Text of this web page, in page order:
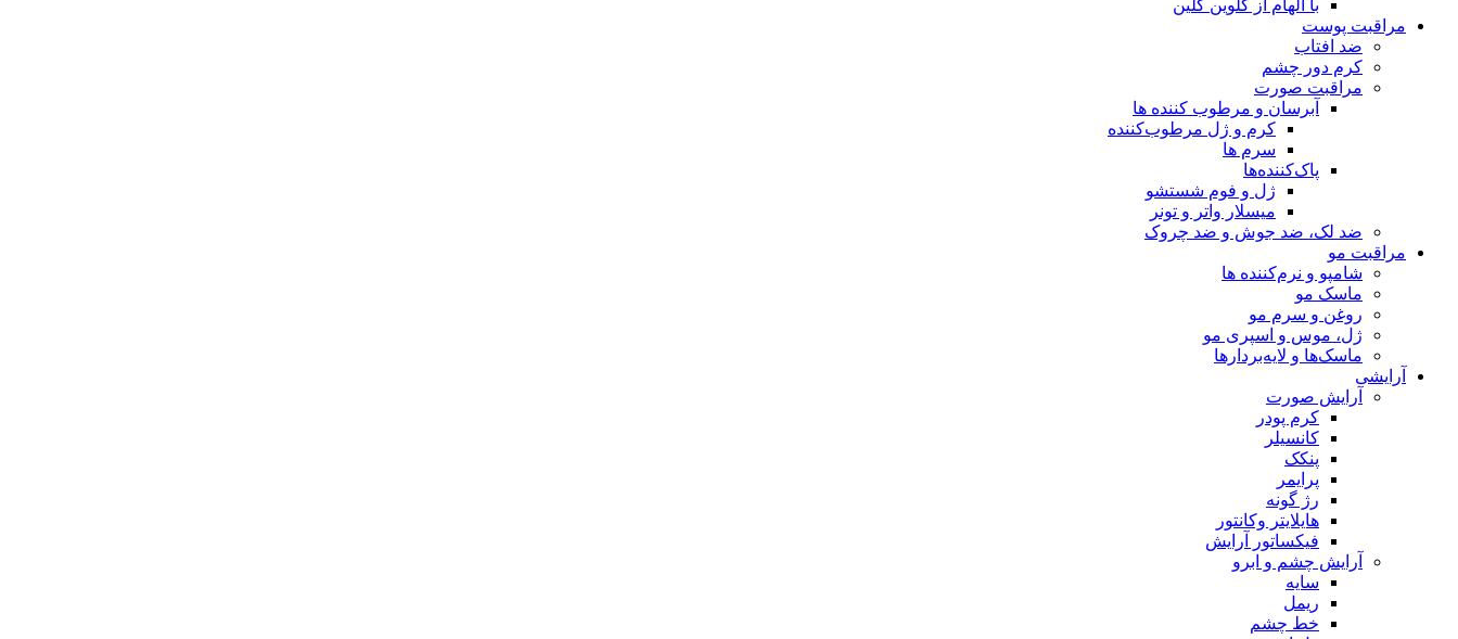
با الهام از کلوین کلین
مراقبت پوست
ضد افتاب
کرم دور چشم
مراقبت صورت
آبرسان و مرطوب کننده ها
کرم و ژل مرطوب‌کننده
سرم ها
پاک‌کننده‌ها
ژل و فوم شستشو
میسلار واتر و تونر
ضد لک، ضد جوش و ضد چروک
مراقبت مو
شامپو و نرم‌کننده ها
ماسک مو
روغن و سرم مو
ژل، موس و اسپری مو
ماسک‌ها و لایه‌بردارها
آرایشی
آرایش صورت
کرم پودر
کانسیلر
پنکک
پرایمر
رژ گونه
هایلایتر وکانتور
فیکساتور آرایش
آرایش چشم و ابرو
سایه
ریمل
خط چشم